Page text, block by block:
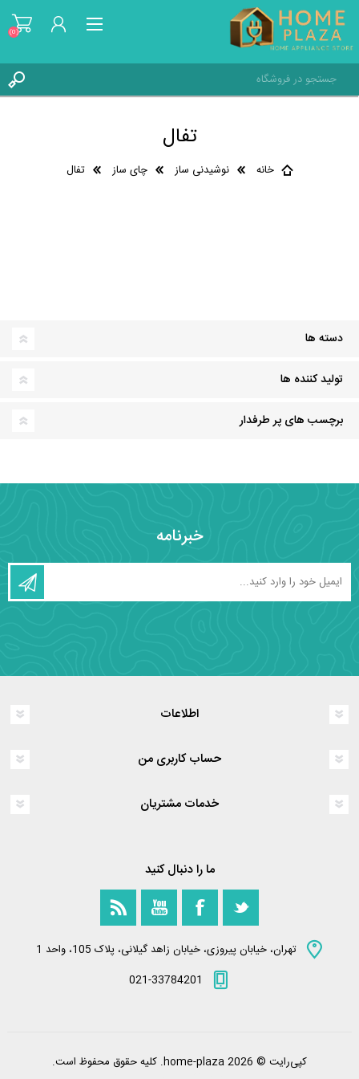
علاقه مندی ها
(0)
(0)
تفال
خانه نوشیدنی ساز چای ساز تفال
دسته ها
تولید کننده ها
برچسب های پر طرفدار
خبرنامه
اطلاعات
حساب کاربری من
خدمات مشتریان
ما را دنبال کنید
تهران، خیابان پیروزی، خیابان زاهد گیلانی، پلاک 105، واحد 1
021-33784201
کپی‌رایت © 2026 home-plaza. کلیه حقوق محفوظ است.